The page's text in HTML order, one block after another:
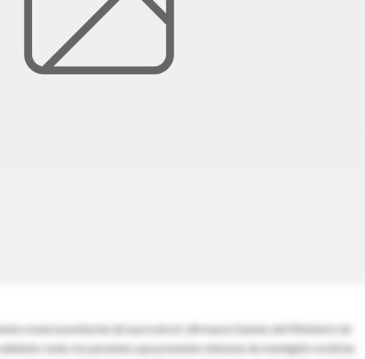
a toda la población de la provincia”, afirmaron fuentes del Ministerio de
adelante, todos los pacientes que presenten síntomas de meningitis recibirán